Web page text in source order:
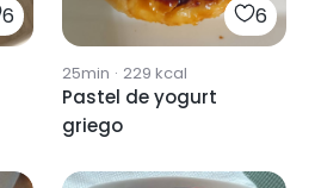
6 6
25min · 229 kcal
Pastel de yogurt
griego